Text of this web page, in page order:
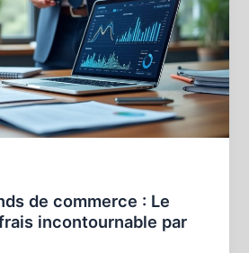
de commerce : Le
incontournable par